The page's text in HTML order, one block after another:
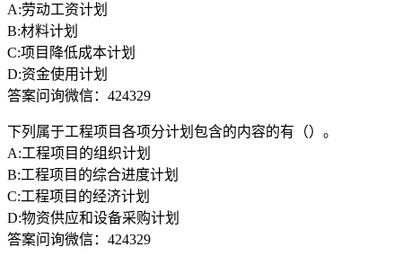
A:劳动工资计划
B:材料计划
C:项目降低成本计划
D:资金使用计划
答案问询微信：424329
下列属于工程项目各项分计划包含的内容的有（）。
A:工程项目的组织计划
B:工程项目的综合进度计划
C:工程项目的经济计划
D:物资供应和设备采购计划
答案问询微信：424329